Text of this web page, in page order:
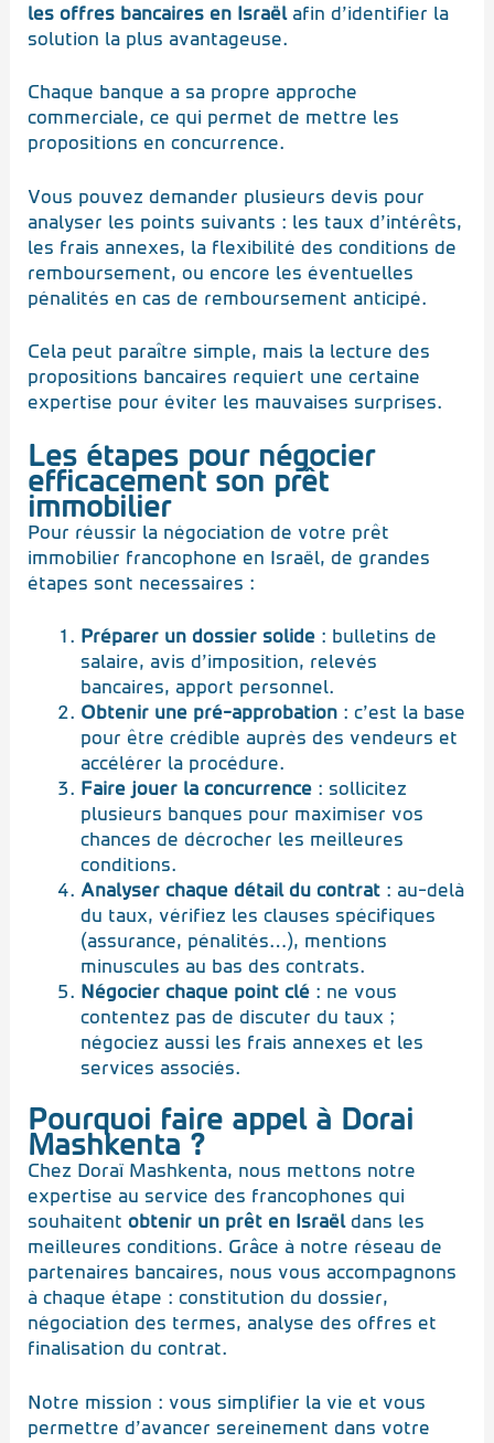
les offres bancaires en Israëlafin d’identifier la
solution la plus avantageuse.
Chaque banque a sa propre approche
commerciale, ce qui permet de mettre les
propositions en concurrence.
Vous pouvez demander plusieurs devis pour
analyser les points suivants : les taux d’intérêts,
les frais annexes, la flexibilité des conditions de
remboursement, ou encore les éventuelles
pénalités en cas de remboursement anticipé.
Cela peut paraître simple, mais la lecture des
propositions bancaires requiert une certaine
expertise pour éviter les mauvaises surprises.
Les étapes pour négocier
efficacement son prêt
immobilier
Pour réussir la négociation de votre prêt
immobilier francophone en Israël, de grandes
étapes sont necessaires :
Préparer un dossier solide: bulletins de
salaire, avis d’imposition, relevés
bancaires, apport personnel.
Obtenir une pré-approbation: c’est la base
pour être crédible auprès des vendeurs et
accélérer la procédure.
Faire jouer la concurrence: sollicitez
plusieurs banques pour maximiser vos
chances de décrocher les meilleures
conditions.
Analyser chaque détail du contrat: au-delà
du taux, vérifiez les clauses spécifiques
(assurance, pénalités…), mentions
minuscules au bas des contrats.
Négocier chaque point clé: ne vous
contentez pas de discuter du taux ;
négociez aussi les frais annexes et les
services associés.
Pourquoi faire appel à Dorai
Mashkenta ?
Chez Doraï Mashkenta, nous mettons notre
expertise au service des francophones qui
souhaitent obtenir un prêt en Israëldans les
meilleures conditions. Grâce à notre réseau de
partenaires bancaires, nous vous accompagnons
à chaque étape : constitution du dossier,
négociation des termes, analyse des offres et
finalisation du contrat.
Notre mission : vous simplifier la vie et vous
permettre d’avancer sereinement dans votre